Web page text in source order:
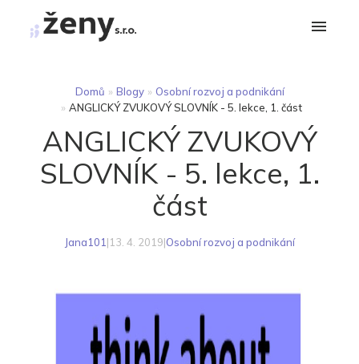
Domů » Blogy » Osobní rozvoj a podnikání
» ANGLICKÝ ZVUKOVÝ SLOVNÍK - 5. lekce, 1. část
ANGLICKÝ ZVUKOVÝ
SLOVNÍK - 5. lekce, 1.
část
Jana101 |13. 4. 2019|Osobní rozvoj a podnikání